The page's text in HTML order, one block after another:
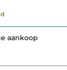
aankoop